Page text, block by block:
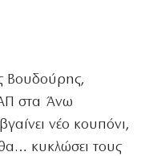
Βουδούρης,
στα Άνω
νέο κουπόνι,
κυκλώσει τους